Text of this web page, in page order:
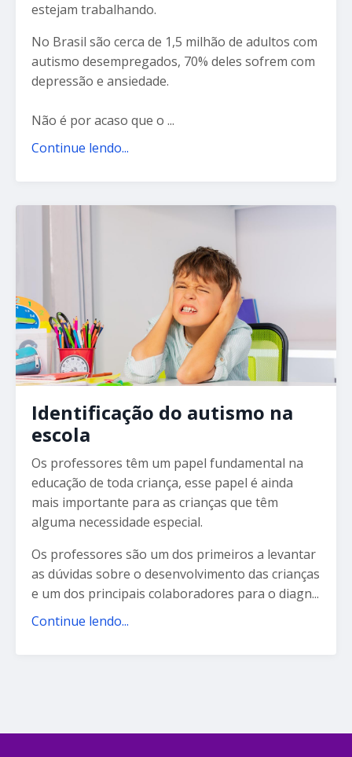
estejam trabalhando.
No Brasil são cerca de 1,5 milhão de adultos com
autismo desempregados, 70% deles sofrem com
depressão e ansiedade.
Não é por acaso que o ...
Continue lendo...
Identificação do autismo na
escola
Os professores têm um papel fundamental na
educação de toda criança, esse papel é ainda
mais importante para as crianças que têm
alguma necessidade especial.
Os professores são um dos primeiros a levantar
as dúvidas sobre o desenvolvimento das crianças
e um dos principais colaboradores para o diagn...
Continue lendo...